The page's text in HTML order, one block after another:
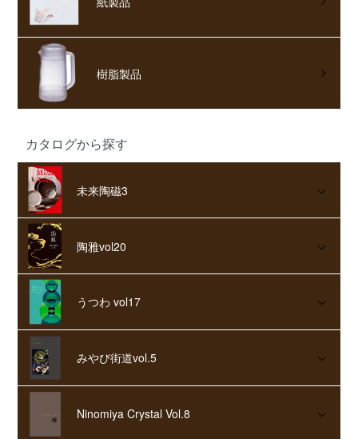
樹脂製品
カタログから探す
未来陶磁3
陶雅vol20
うつわ vol17
みやび街道vol.5
Ninomiya Crystal Vol.8